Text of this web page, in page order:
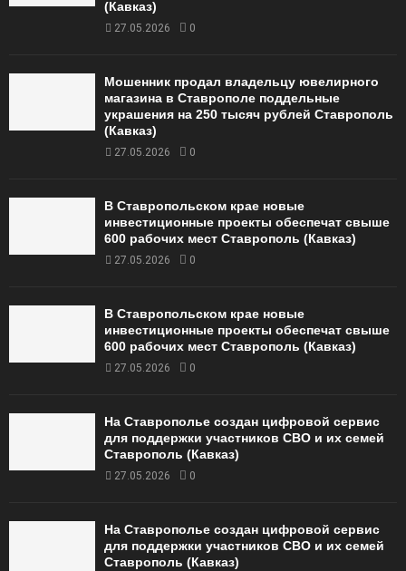
(Кавказ)
27.05.2026 0
Мошенник продал владельцу ювелирного
магазина в Ставрополе поддельные
украшения на 250 тысяч рублей Ставрополь
(Кавказ)
27.05.2026 0
В Ставропольском крае новые
инвестиционные проекты обеспечат свыше
600 рабочих мест Ставрополь (Кавказ)
27.05.2026 0
В Ставропольском крае новые
инвестиционные проекты обеспечат свыше
600 рабочих мест Ставрополь (Кавказ)
27.05.2026 0
На Ставрополье создан цифровой сервис
для поддержки участников СВО и их семей
Ставрополь (Кавказ)
27.05.2026 0
На Ставрополье создан цифровой сервис
для поддержки участников СВО и их семей
Ставрополь (Кавказ)